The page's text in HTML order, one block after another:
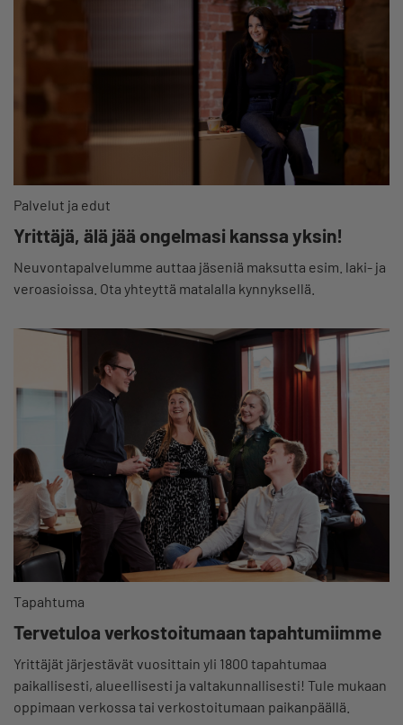
Palvelut ja edut
Yrittäjä, älä jää ongelmasi kanssa yksin!
Neuvontapalvelumme auttaa jäseniä maksutta esim. laki- ja
veroasioissa. Ota yhteyttä matalalla kynnyksellä.
Tapahtuma
Tervetuloa verkostoitumaan tapahtumiimme
Yrittäjät järjestävät vuosittain yli 1800 tapahtumaa
paikallisesti, alueellisesti ja valtakunnallisesti! Tule mukaan
oppimaan verkossa tai verkostoitumaan paikanpäällä.